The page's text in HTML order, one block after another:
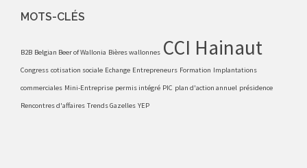
MOTS-CLÉS
B2B Belgian Beer of Wallonia Bières wallonnes CCI Hainaut
Congress cotisation sociale Echange Entrepreneurs Formation Implantations
commerciales Mini-Entreprise permis intégré PIC plan d'action annuel présidence
Rencontres d'affaires Trends Gazelles YEP